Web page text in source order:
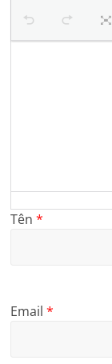
Tên*
Email*